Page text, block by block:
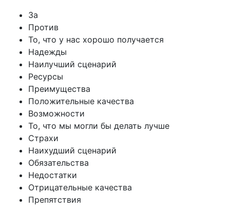
За
Против
То, что у нас хорошо получается
Надежды
Наилучший сценарий
Ресурсы
Преимущества
Положительные качества
Возможности
То, что мы могли бы делать лучше
Страхи
Наихудший сценарий
Обязательства
Недостатки
Отрицательные качества
Препятствия